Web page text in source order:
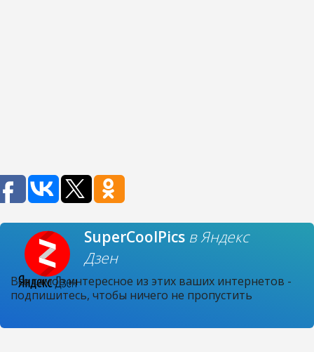
SuperCoolPics в Яндекс
Дзен
Все самое интересное из этих ваших интернетов -
подпишитесь, чтобы ничего не пропустить